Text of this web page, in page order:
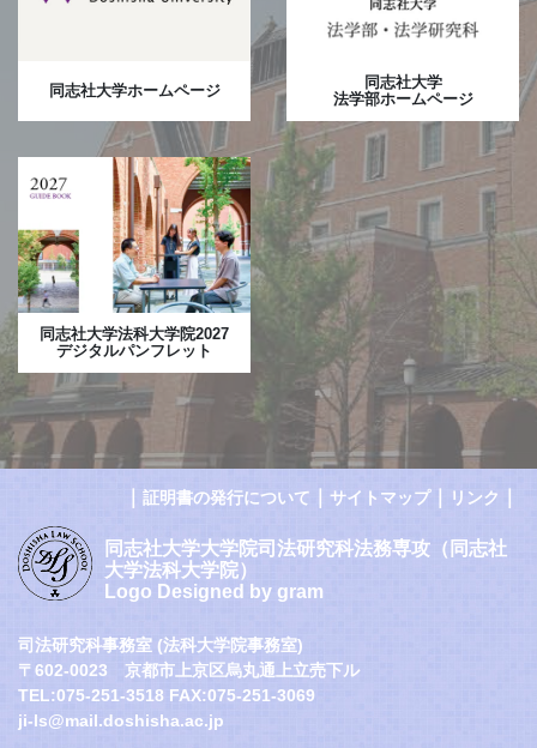
同志社大学ホームページ
同志社大学
法学部ホームページ
同志社大学法科大学院2027
デジタルパンフレット
証明書の発行について サイトマップ｜ リンク
同志社大学大学院司法研究科法務専攻（同志社
大学法科大学院）
Logo Designed by gram
司法研究科事務室 (法科大学院事務室)
〒602-0023 京都市上京区烏丸通上立売下ル
TEL:075-251-3518 FAX:075-251-3069
ji-ls@mail.doshisha.ac.jp